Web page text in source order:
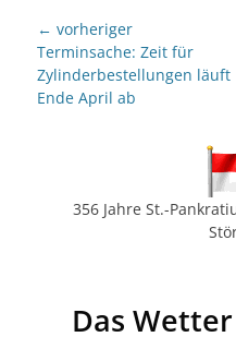
Beitragsnavigation
← vorheriger
Vorheriger
Beitrag:
Terminsache: Zeit für
Zylinderbestellungen läuft
Ende April ab
356 Jahre St.-
Das